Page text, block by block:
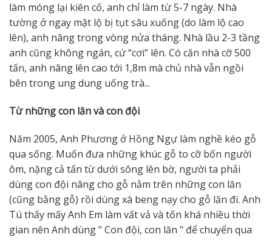
làm móng lại kiên cố, anh chỉ làm từ 5-7 ngày. Nhà
tường ở ngay mặt lộ bị tụt sâu xuống (do làm lộ cao
lên), anh nâng trong vòng nửa tháng. Nhà lầu 2-3 tầng
anh cũng không ngán, cứ “cơi” lên. Có căn nhà cỡ 500
tấn, anh nâng lên cao tới 1,8m mà chủ nhà vẫn ngồi
bên trong ung dung uống trà...
Từ những con lăn và con đội
Năm 2005, Anh Phương ở Hồng Ngự làm nghề kéo gỗ
qua sống. Muốn đưa những khúc gỗ to cỡ bốn người
ôm, nặng cả tấn từ dưới sông lên bờ, người ta phải
dùng con đội nâng cho gỗ nằm trên những con lăn
(cũng bằng gỗ) rồi dùng xà beng nạy cho gỗ lăn đi. Anh
Tú thấy mấy Anh Em làm vất vả và tốn khá nhiều thời
gian nên Anh dùng " Con đội, con lăn " để chuyển qua